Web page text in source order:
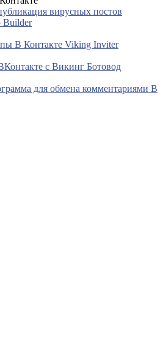
вирусных постов
Builder
В Контакте Viking Inviter
с Викинг Ботовод
для обмена комментариями В